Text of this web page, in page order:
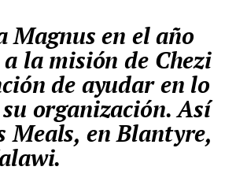
la misión de Chezi
de ayudar en lo
organización. Así
Meals, en Blantyre,